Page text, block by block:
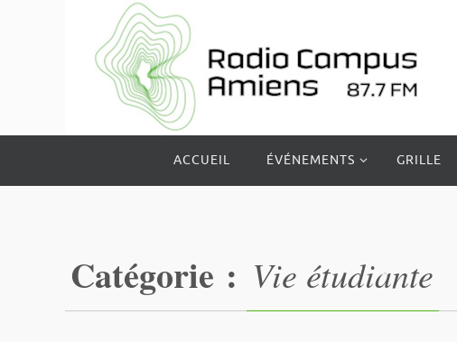
le
ACCUEIL ÉVÉNEMENTS GRILLE
Catégorie : Vie étudiante